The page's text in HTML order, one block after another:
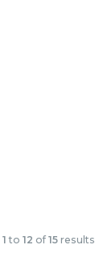
1 to 12 of 15 results